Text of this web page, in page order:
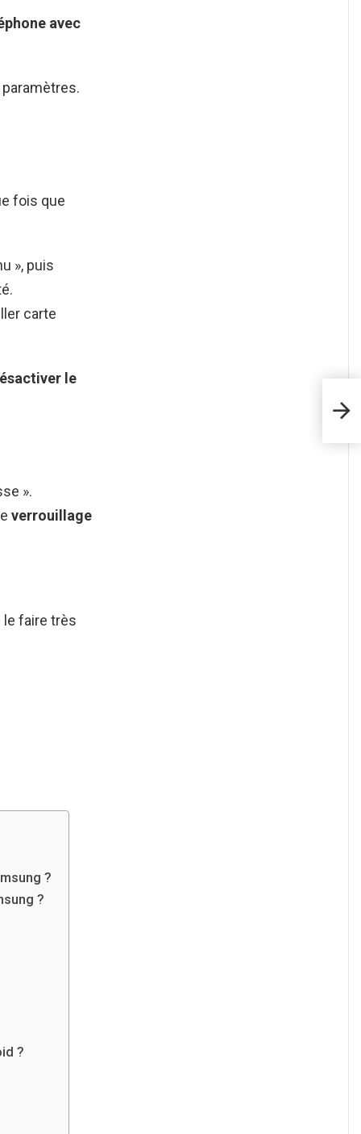
avec
paramètres.
fois que
», puis
carte
le
».
verrouillage
faire très
?
?
?